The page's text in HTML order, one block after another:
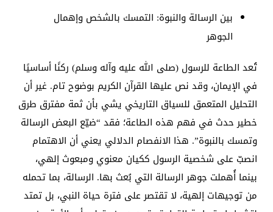
بين الرسالة والنبوة: التمسك بالشخص وإهمال
الجوهر
تُعد الطاعة للرسول (صلى الله عليه وآله وسلم) ركنًا أساسيًا
في الإيمان، وقد نص عليها القرآن الكريم بوضوح تام. غير أن
التحليل المتعمق للسياق التاريخي يشي بأن ثمة مفترق طرق
خطير حدث في فهم هذه الطاعة؛ فقد “ضيّع البعض الرسالة
وتمسك بالنبوة”. هذا الانفصام الدلالي يعني أن الاهتمام
انصبّ على شخصية الرسول ككيان معنوي ومبعوث إلهي،
بينما أُهملت جوهر الرسالة التي بُعث بها. الرسالة، بما تحمله
من توجيهات إلهية، لا تقتصر على فترة حياة النبي، بل تمتد